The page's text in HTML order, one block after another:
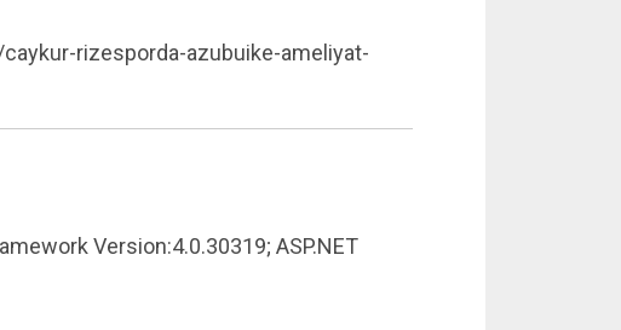
rizesporda-azubuike-ameliyat-
Version:4.0.30319; ASP.NET